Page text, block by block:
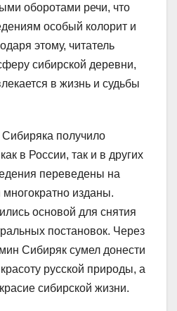
оборотами речи, что
особый колорит и
этому, читатель
сибирской деревни,
в жизнь и судьбы
получило
в России, так и в других
переведены на
изданы.
основой для снятия
постановок. Через
Сибиряк сумел донести
русской природы, а
сибирской жизни.